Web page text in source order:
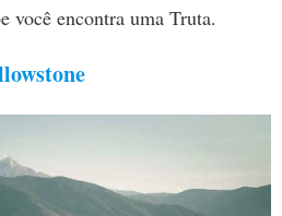
você encontra uma Truta.